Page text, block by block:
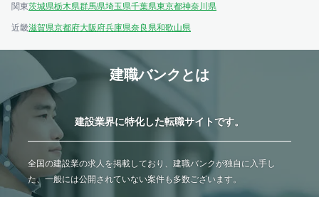
関東茨城県栃木県群馬県埼玉県千葉県東京都神奈川県
近畿滋賀県京都府大阪府兵庫県奈良県和歌山県
建職バンクとは
建設業界に特化した転職サイトです。
全国の建設業の求人を掲載しており、建職バンクが独自に入手し
た、一般には公開されていない案件も多数ございます。